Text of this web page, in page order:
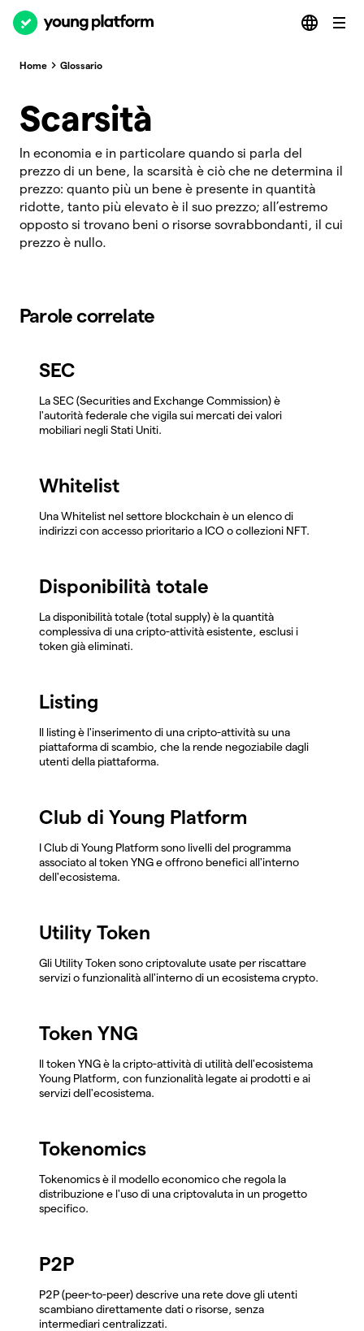
Home Glossario
Scarsità
In economia e in particolare quando si parla del
prezzo di un bene, la scarsità è ciò che ne determina il
prezzo: quanto più un bene è presente in quantità
ridotte, tanto più elevato è il suo prezzo; all’estremo
opposto si trovano beni o risorse sovrabbondanti, il cui
prezzo è nullo.
Parole correlate
SEC
La SEC (Securities and Exchange Commission) è
l'autorità federale che vigila sui mercati dei valori
mobiliari negli Stati Uniti.
Whitelist
Una Whitelist nel settore blockchain è un elenco di
indirizzi con accesso prioritario a ICO o collezioni NFT.
Disponibilità totale
La disponibilità totale (total supply) è la quantità
complessiva di una cripto-attività esistente, esclusi i
token già eliminati.
Listing
Il listing è l'inserimento di una cripto-attività su una
piattaforma di scambio, che la rende negoziabile dagli
utenti della piattaforma.
Club di Young Platform
I Club di Young Platform sono livelli del programma
associato al token YNG e offrono benefici all'interno
dell'ecosistema.
Utility Token
Gli Utility Token sono criptovalute usate per riscattare
servizi o funzionalità all'interno di un ecosistema crypto.
Token YNG
Il token YNG è la cripto-attività di utilità dell'ecosistema
Young Platform, con funzionalità legate ai prodotti e ai
servizi dell'ecosistema.
Tokenomics
Tokenomics è il modello economico che regola la
distribuzione e l'uso di una criptovaluta in un progetto
specifico.
P2P
P2P (peer-to-peer) descrive una rete dove gli utenti
scambiano direttamente dati o risorse, senza
intermediari centralizzati.